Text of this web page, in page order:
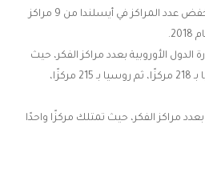
الرقم في عام 2019. كذلك، انخفض عدد المراكز في أيسلندا من 9 مراكز
الأوروبية بعدد مراكز الفكر، حيث
تمتلك 321 مركزًا، تليها ألمانيا بـ 218 مركزًا، ثم روسيا بـ 215 مركزًا،
مراكز الفكر، حيث تمتلك مركزًا واحدًا